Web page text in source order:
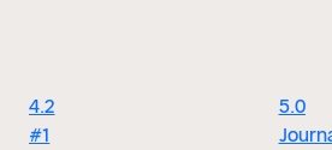
4.2
#1
5.0